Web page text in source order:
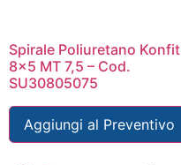
Spirale Poliuretano Konfit
8×5 MT 7,5 – Cod.
SU30805075
Aggiungi al Preventivo